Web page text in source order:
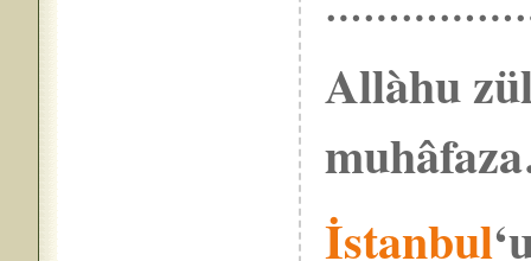
Allàhu
İstanbul